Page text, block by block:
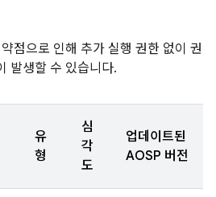
점으로 인해 추가 실행 권한 없이 권
발생할 수 있습니다.
유
형
심
각
도
업데이트된
AOSP 버전